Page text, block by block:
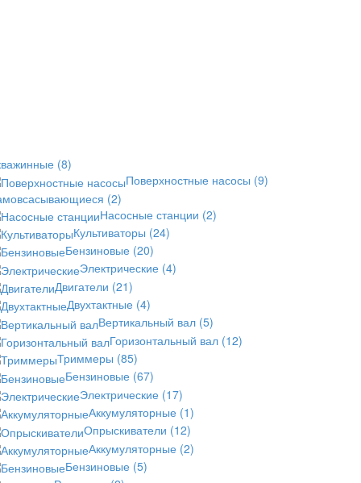
(8)
Поверхностные насосы (9)
(2)
Насосные станции (2)
Культиваторы (24)
Бензиновые (20)
Электрические (4)
Двигатели (21)
Двухтактные (4)
Вертикальный вал (5)
Горизонтальный вал (12)
Триммеры (85)
Бензиновые (67)
Электрические (17)
Аккумуляторные (1)
Опрыскиватели (12)
Аккумуляторные (2)
Бензиновые (5)